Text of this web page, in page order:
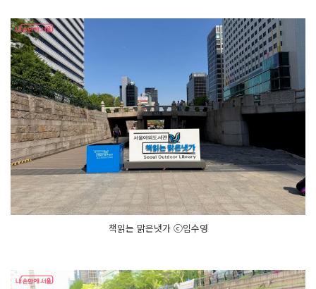
길 수 있
습
니
다
2. 광
화
문 책
마
당
광
화
문
광
장 육
조
마
당
에
서 약 5
천 권
의 도
요!
작
책읽는 맑은냇가 ⓒ임수영